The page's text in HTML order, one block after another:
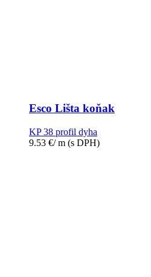
Esco Lišta koňak
KP 38 profil dyha
9.53 €/ m (s DPH)